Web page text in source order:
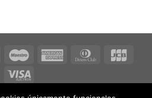
©FERPECTAMENTE